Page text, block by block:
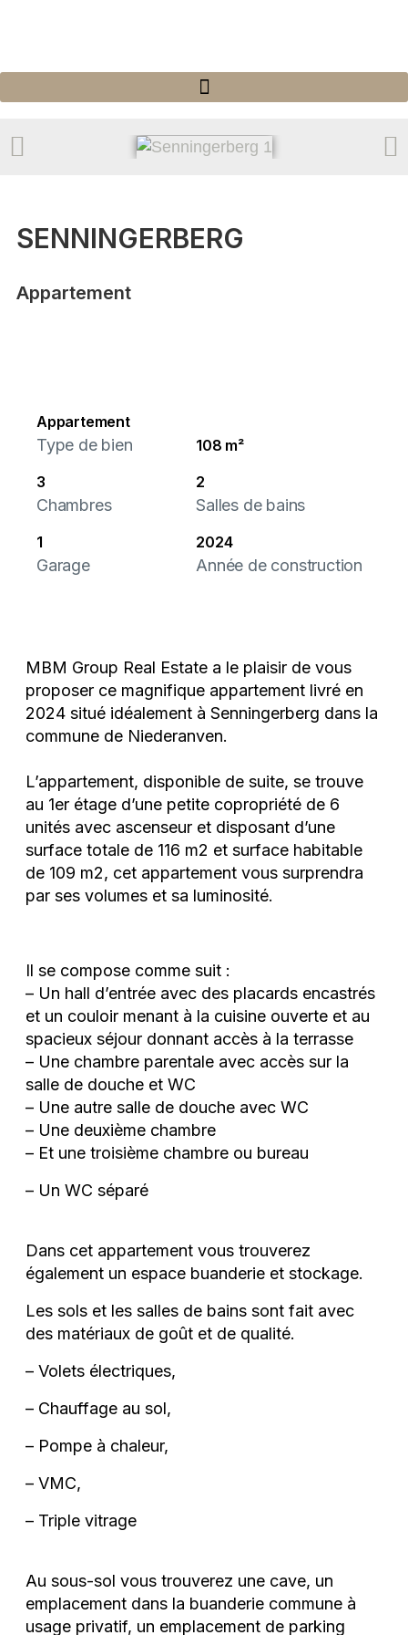
SENNINGERBERG
Appartement
Appartement
Type de bien
108 m²
3
Chambres
2
Salles de bains
1
Garage
2024
Année de construction
MBM Group Real Estate a le plaisir de vous
proposer ce magnifique appartement livré en
2024 situé idéalement à Senningerberg dans la
commune de Niederanven.
L’appartement, disponible de suite, se trouve
au 1er étage d’une petite copropriété de 6
unités avec ascenseur et disposant d’une
surface totale de 116 m2 et surface habitable
de 109 m2, cet appartement vous surprendra
par ses volumes et sa luminosité.
Il se compose comme suit :
– Un hall d’entrée avec des placards encastrés
et un couloir menant à la cuisine ouverte et au
spacieux séjour donnant accès à la terrasse
– Une chambre parentale avec accès sur la
salle de douche et WC
– Une autre salle de douche avec WC
– Une deuxième chambre
– Et une troisième chambre ou bureau
– Un WC séparé
Dans cet appartement vous trouverez
également un espace buanderie et stockage.
Les sols et les salles de bains sont fait avec
des matériaux de goût et de qualité.
– Volets électriques,
– Chauffage au sol,
– Pompe à chaleur,
– VMC,
– Triple vitrage
Au sous-sol vous trouverez une cave, un
emplacement dans la buanderie commune à
usage privatif, un emplacement de parking